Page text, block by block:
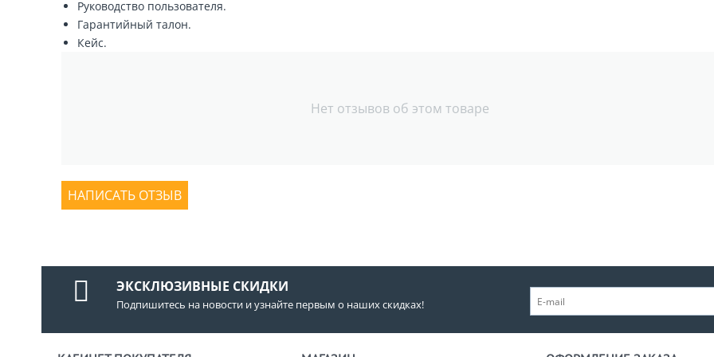
Руководство пользователя.
Гарантийный талон.
Кейс.
Нет отзывов об этом товаре
НАПИСАТЬ ОТЗЫВ
ЭКСКЛЮЗИВНЫЕ СКИДКИ
Подпишитесь на новости и узнайте первым о наших скидках!